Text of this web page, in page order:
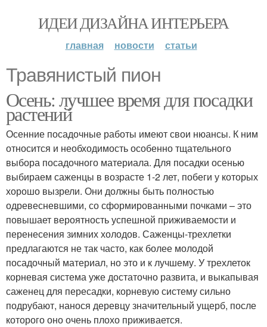
ИДЕИ ДИЗАЙНА ИНТЕРЬЕРА
главная новости статьи
Травянистый пион
Осень: лучшее время для посадки
растений
Осенние посадочные работы имеют свои нюансы. К ним
относится и необходимость особенно тщательного
выбора посадочного материала. Для посадки осенью
выбираем саженцы в возрасте 1-2 лет, побеги у которых
хорошо вызрели. Они должны быть полностью
одревесневшими, со сформированными почками – это
повышает вероятность успешной приживаемости и
перенесения зимних холодов. Саженцы-трехлетки
предлагаются не так часто, как более молодой
посадочный материал, но это и к лучшему. У трехлеток
корневая система уже достаточно развита, и выкапывая
саженец для пересадки, корневую систему сильно
подрубают, нанося деревцу значительный ущерб, после
которого оно очень плохо приживается.